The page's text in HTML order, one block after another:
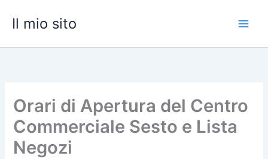
Il mio sito
Orari di Apertura del Centro
Commerciale Sesto e Lista
Negozi